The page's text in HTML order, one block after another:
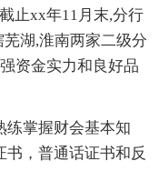
止xx年11月末,分行
湖,淮南两家二级分
资金实力和良好品
练掌握财会基本知
，普通话证书和反